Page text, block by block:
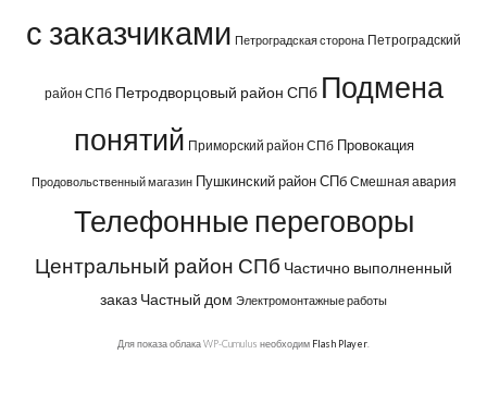
с заказчиками Петроградская сторона Петроградский
район СПб Петродворцовый район СПб Подмена
понятий Приморский район СПб Провокация
Продовольственный магазин Пушкинский район СПб Смешная авария
Телефонные переговоры
Центральный район СПб Частично выполненный
заказ Частный дом Электромонтажные работы
Для показа облака WP-Cumulus необходим Flash Player